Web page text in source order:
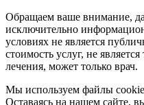
Обращаем ваше внимание,
исключительно
условиях не является
стоимость услуг, не
лечения, может только врач.
Мы используем файлы
Оставаясь на нашем сайте,